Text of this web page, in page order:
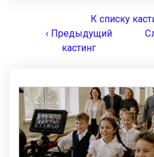
К списку
‹ Предыдущий
кастинг